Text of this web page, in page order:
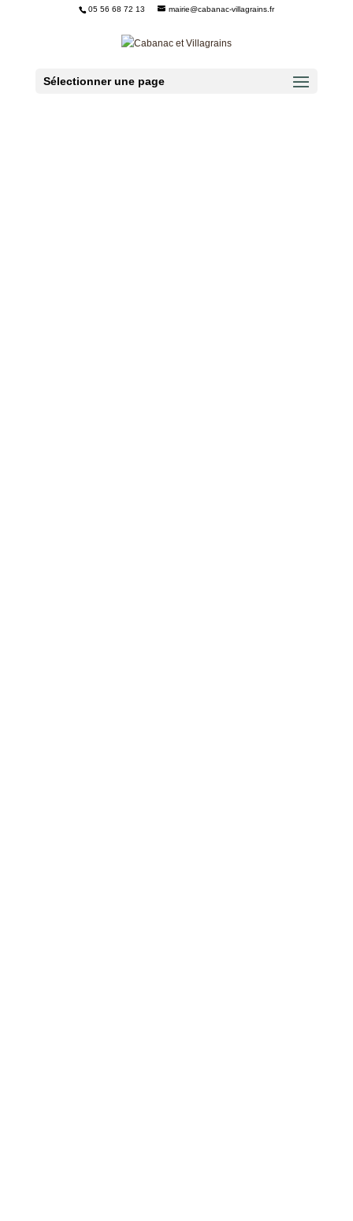
05 56 68 72 13 mairie@cabanac-villagrains.fr
Sélectionner une page